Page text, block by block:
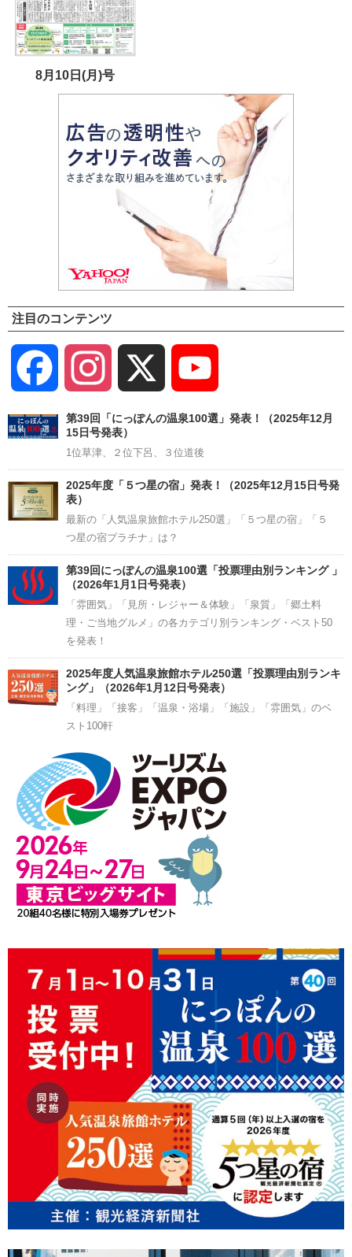
8月10日(月)号
注目のコンテンツ
Facebook Instagram
Channel
第39回「にっぽんの温泉100選」発表！（2025年12月
15日号発表）
1位草津、２位下呂、３位道後
2025年度「５つ星の宿」発表！（2025年12月15日号発
表）
最新の「人気温泉旅館ホテル250選」「５つ星の宿」「５
つ星の宿プラチナ」は？
第39回にっぽんの温泉100選「投票理由別ランキング 」
（2026年1月1日号発表）
「雰囲気」「見所・レジャー＆体験」「泉質」「郷土料
理・ご当地グルメ」の各カテゴリ別ランキング・ベスト50
を発表！
2025年度人気温泉旅館ホテル250選「投票理由別ランキ
ング」（2026年1月12日号発表）
「料理」「接客」「温泉・浴場」「施設」「雰囲気」のベ
スト100軒